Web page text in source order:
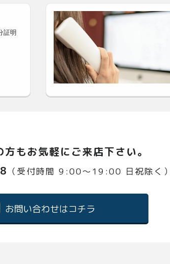
証明
もお気軽にご来店下さい。
（受付時間 9:00〜19:00 日祝除く）
お問い合わせはコチラ